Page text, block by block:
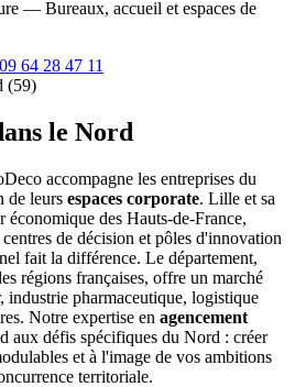
— Bureaux, accueil et espaces de
09 64 28 47 11
(59)
le Nord
accompagne les entreprises du
de leurs espaces corporate. Lille et sa
des Hauts-de-France,
de décision et pôles d'innovation
fait la différence. Le département,
régions françaises, offre un marché
industrie pharmaceutique, logistique
Notre expertise en agencement
aux défis spécifiques du Nord : créer
et à l'image de vos ambitions
territoriale.